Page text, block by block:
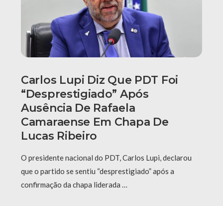
Carlos Lupi Diz Que PDT Foi
“desprestigiado” Após
Ausência De Rafaela
Camaraense Em Chapa De
Lucas Ribeiro
O presidente nacional do PDT, Carlos Lupi, declarou
que o partido se sentiu “desprestigiado” após a
confirmação da chapa liderada …